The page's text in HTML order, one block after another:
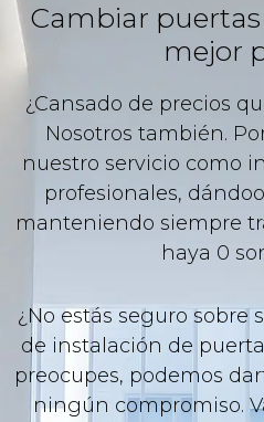
Cambiar puertas
mejor
¿Cansado de precios
Nosotros también.
nuestro servicio como
profesionales,
manteniendo siempre
haya 0
¿No estás seguro sobre
de instalación de
preocupes, podemos
ningún compromiso.